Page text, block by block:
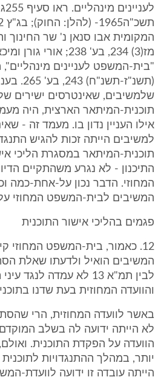
המקומית אבו סנאן נ' שר החינוך
מז(3) 234, בע' 238; אורי
"בית-המשפט לעניינים
(תשנ"ז-
שלמשיבים, שאינטרסים ישירים
תוכנית-המיתאר הארצית, היה
אילו העניין נדון בו. מעמד זה -
למשיבים הייתה זכות להגיש
תוכנית-המיתאר במסגרת הליכי
התיכנון - לא נגרע משהתקיים
המחוזי. הדבר נכון על-אחת-כמה
המשיבים לבית-המשפט המחוזי
פגמים בהליכי אישור התוכנית
12. כאמור, בית-המשפט המחוזי
המשיבים הואיל ולדעתו שאלת
לבין תמ"א 13 לא עמדה
והוועדה המחוזית בעת שדנו
באשר לוועדה המחוזית, הרי
לא הייתה ידועה לה בשלב
הוועדה על הפקדת התוכנית.
יותר, במהלך ההתנגדויות
הייתה עובדה זו ידועה לוועדת-